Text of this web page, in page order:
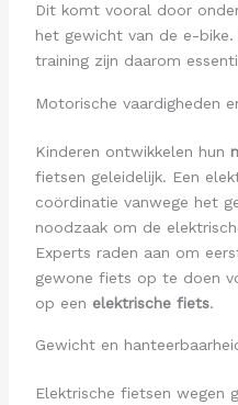
Dit komt vooral door
het gewicht van de e-bike.
training zijn daarom
Motorische vaardigheden
Kinderen ontwikkelen hun
fietsen geleidelijk. Een
coördinatie vanwege het
noodzaak om de
Experts raden aan om
gewone fiets op te doen
op een elektrische fiets.
Gewicht en
Elektrische fietsen wegen